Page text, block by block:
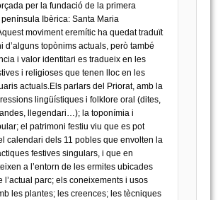
per la fundació de la primera
Ibèrica: Santa Maria
moviment eremític ha quedat traduït
d’alguns topònims actuals, però també
i valor identitari es tradueix en les
i religioses que tenen lloc en les
actuals.Els parlars del Priorat, amb la
lingüístiques i folklore oral (dites,
llegendari…); la toponímia i
el patrimoni festiu viu que es pot
calendari dels 11 pobles que envolten la
festives singulars, i que en
a l’entorn de les ermites ubicades
l’actual parc; els coneixements i usos
les plantes; les creences; les tècniques